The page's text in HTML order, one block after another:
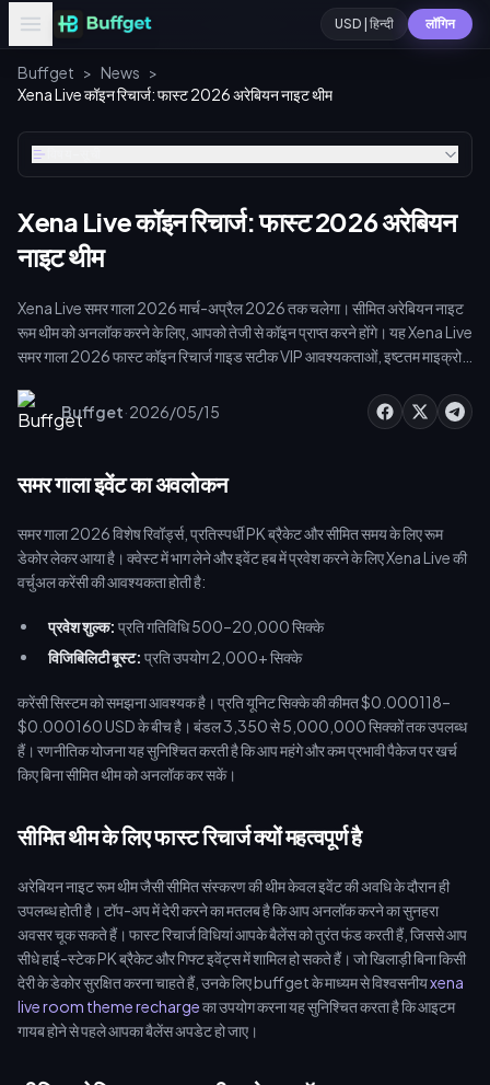
USD | हिन्दी लॉगिन
Buffget > News >
Xena Live कॉइन रिचार्ज: फास्ट 2026 अरेबियन नाइट थीम
Xena Live कॉइन रिचार्ज: फास्ट 2026 अरेबियन
नाइट थीम
Xena Live समर गाला 2026 मार्च-अप्रैल 2026 तक चलेगा। सीमित अरेबियन नाइट
रूम थीम को अनलॉक करने के लिए, आपको तेजी से कॉइन प्राप्त करने होंगे। यह Xena Live
समर गाला 2026 फास्ट कॉइन रिचार्ज गाइड सटीक VIP आवश्यकताओं, इष्टतम माइक्रो-
पहले अपनी एक्सक्लूसिव सजावट सुरक्षित करने के लिए 5x फर्स्ट-रिचार्ज बोनस का लाभ
उठाएं और डिलीवरी की गति को समझें।
Buffget·2026/05/15
समर गाला इवेंट का अवलोकन
समर गाला 2026 विशेष रिवॉर्ड्स, प्रतिस्पर्धी PK ब्रैकेट और सीमित समय के लिए रूम
डेकोर लेकर आया है। क्वेस्ट में भाग लेने और इवेंट हब में प्रवेश करने के लिए Xena Live की
वर्चुअल करेंसी की आवश्यकता होती है:
प्रवेश शुल्क: प्रति गतिविधि 500–20,000 सिक्के
विजिबिलिटी बूस्ट: प्रति उपयोग 2,000+ सिक्के
करेंसी सिस्टम को समझना आवश्यक है। प्रति यूनिट सिक्के की कीमत $0.000118–
$0.000160 USD के बीच है। बंडल 3,350 से 5,000,000 सिक्कों तक उपलब्ध
हैं। रणनीतिक योजना यह सुनिश्चित करती है कि आप महंगे और कम प्रभावी पैकेज पर खर्च
किए बिना सीमित थीम को अनलॉक कर सकें।
सीमित थीम के लिए फास्ट रिचार्ज क्यों महत्वपूर्ण है
अरेबियन नाइट रूम थीम जैसी सीमित संस्करण की थीम केवल इवेंट की अवधि के दौरान ही
उपलब्ध होती है। टॉप-अप में देरी करने का मतलब है कि आप अनलॉक करने का सुनहरा
अवसर चूक सकते हैं। फास्ट रिचार्ज विधियां आपके बैलेंस को तुरंत फंड करती हैं, जिससे आप
सीधे हाई-स्टेक PK ब्रैकेट और गिफ्ट इवेंट्स में शामिल हो सकते हैं। जो खिलाड़ी बिना किसी
देरी के डेकोर सुरक्षित करना चाहते हैं, उनके लिए buffget के माध्यम से विश्वसनीयxena
live room theme rechargeका उपयोग करना यह सुनिश्चित करता है कि आइटम
गायब होने से पहले आपका बैलेंस अपडेट हो जाए।